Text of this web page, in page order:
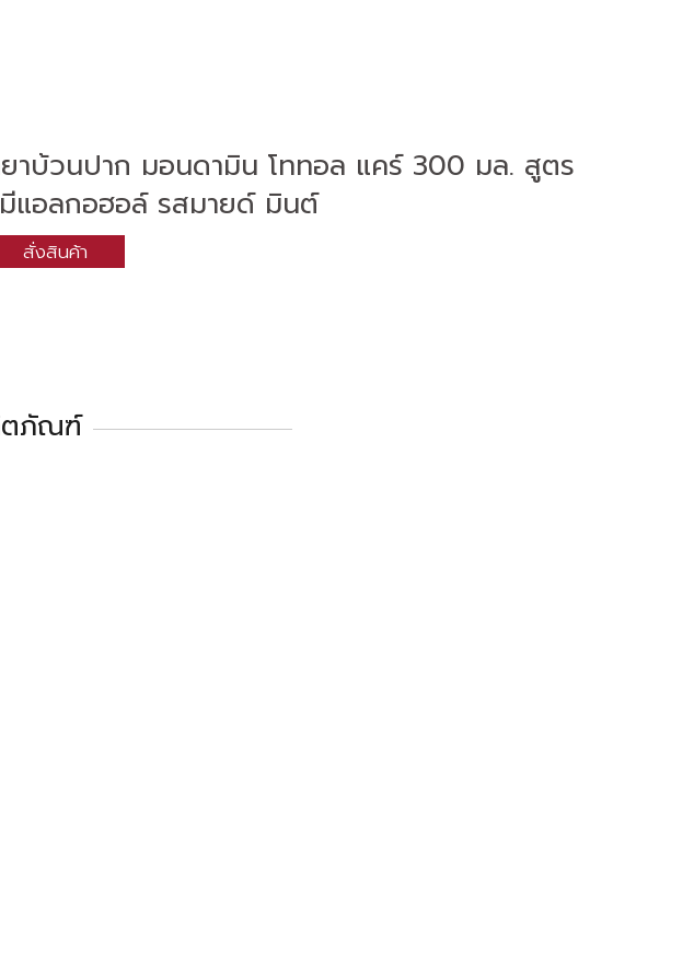
าบ้วนปาก มอนดามิน โททอล แคร์ 300 มล. สูตร
แอลกอฮอล์ รสมายด์ มินต์
สั่งสินค้า
ตภัณฑ์